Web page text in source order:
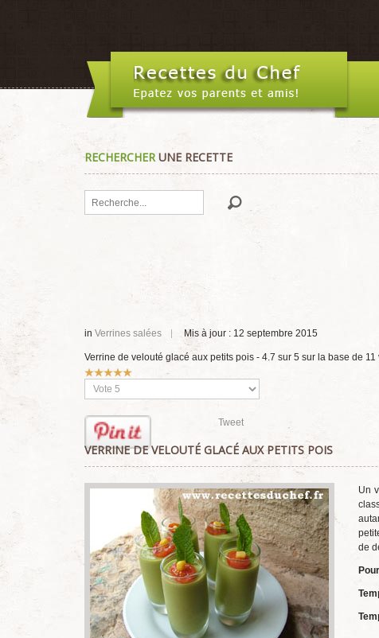
RECHERCHERUNE RECETTE
Rechercher
in Verrines salées Mis à jour : 12 septembre 2015
Verrine de velouté glacé aux petits pois - 4.7 sur 5 sur la base de 11
Vote
utilisateur:
Veuillez
voter
Tweet
VERRINE DE VELOUTÉ GLACÉ AUX PETITS POIS
Un
de